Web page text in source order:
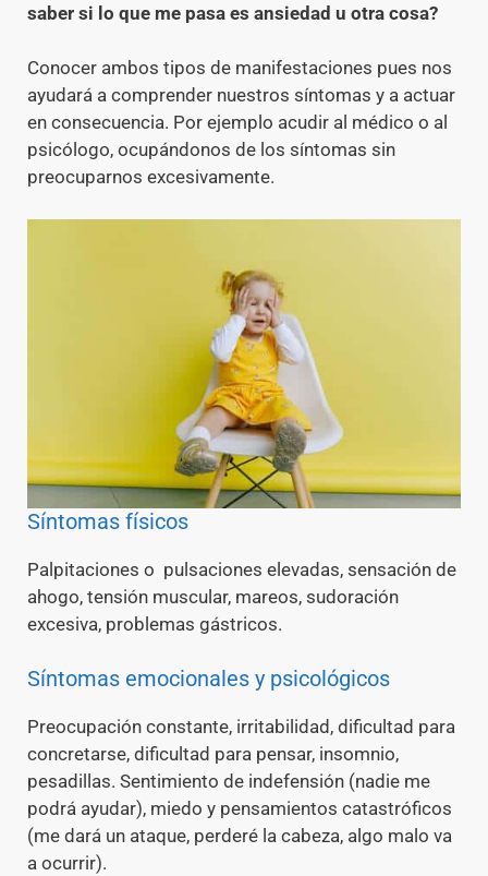
saber si lo que me pasa es ansiedad u otra cosa?
Conocer ambos tipos de manifestaciones pues nos
ayudará a comprender nuestros síntomas y a actuar
en consecuencia. Por ejemplo acudir al médico o al
psicólogo, ocupándonos de los síntomas sin
preocuparnos excesivamente.
Síntomas físicos
Palpitaciones o pulsaciones elevadas, sensación de
ahogo, tensión muscular, mareos, sudoración
excesiva, problemas gástricos.
Síntomas emocionales y psicológicos
Preocupación constante, irritabilidad, dificultad para
concretarse, dificultad para pensar, insomnio,
pesadillas. Sentimiento de indefensión (nadie me
podrá ayudar), miedo y pensamientos catastróficos
(me dará un ataque, perderé la cabeza, algo malo va
a ocurrir).